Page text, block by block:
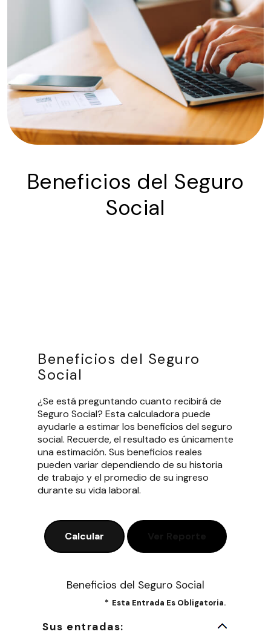
Beneficios del Seguro
Social
Beneficios del Seguro
Social
¿Se está preguntando cuanto recibirá de
Seguro Social? Esta calculadora puede
ayudarle a estimar los beneficios del seguro
social. Recuerde, el resultado es únicamente
una estimación. Sus beneficios reales
pueden variar dependiendo de su historia
de trabajo y el promedio de su ingreso
durante su vida laboral.
Beneficios del Seguro Social
* Esta Entrada Es Obligatoria.
Sus entradas: